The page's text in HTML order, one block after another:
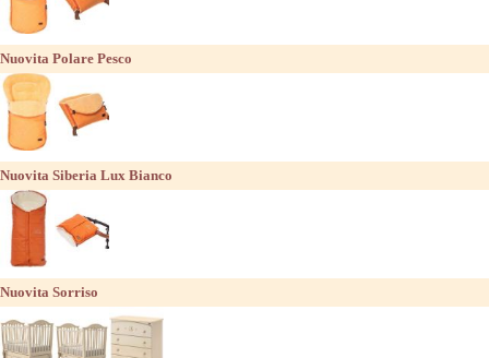
Nuovita Polare Pesco
Nuovita Siberia Lux Bianco
Nuovita Sorriso